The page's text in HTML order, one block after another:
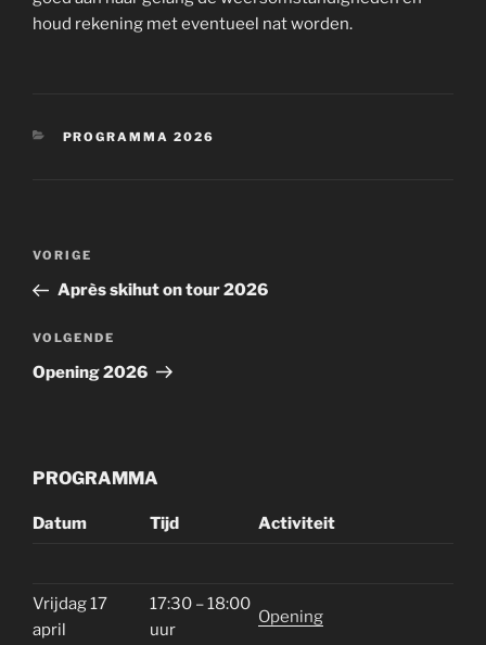
houd rekening met eventueel nat worden.
CATEGORIEËN
PROGRAMMA 2026
Bericht
Vorig
bericht
VORIGE
Après skihut on tour 2026
Volgend
bericht
VOLGENDE
Opening 2026
PROGRAMMA
Datum Tijd Activiteit
Vrijdag 17
april
17:30 – 18:00
uur
Opening